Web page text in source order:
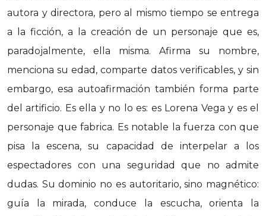
autora y directora, pero al mismo tiempo se entrega
a la ficción, a la creación de un personaje que es,
paradojalmente, ella misma. Afirma su nombre,
menciona su edad, comparte datos verificables, y sin
embargo, esa autoafirmación también forma parte
del artificio. Es ella y no lo es: es Lorena Vega y es el
personaje que fabrica. Es notable la fuerza con que
pisa la escena, su capacidad de interpelar a los
espectadores con una seguridad que no admite
dudas. Su dominio no es autoritario, sino magnético:
guía la mirada, conduce la escucha, orienta la